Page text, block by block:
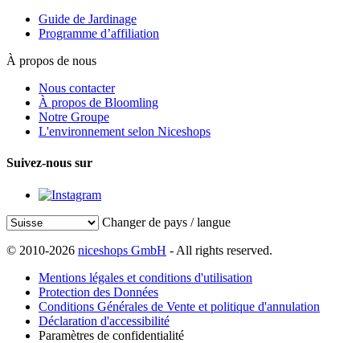
Guide de Jardinage
Programme d’affiliation
À propos de nous
Nous contacter
À propos de Bloomling
Notre Groupe
L'environnement selon Niceshops
Suivez-nous sur
Changer de pays / langue
© 2010-2026 niceshops GmbH - All rights reserved.
Mentions légales et conditions d'utilisation
Protection des Données
Conditions Générales de Vente et politique d'annulation
Déclaration d'accessibilité
Paramètres de confidentialité